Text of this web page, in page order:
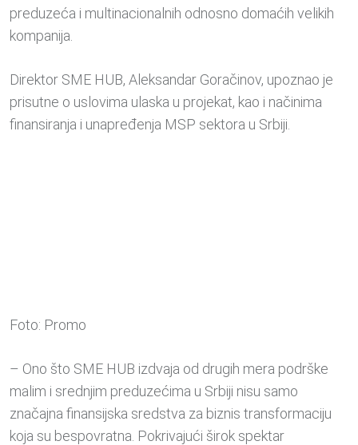
preduzeća i multinacionalnih odnosno domaćih velikih
kompanija.
Direktor SME HUB, Aleksandar Goračinov, upoznao je
prisutne o uslovima ulaska u projekat, kao i načinima
finansiranja i unapređenja MSP sektora u Srbiji.
Foto: Promo
– Ono što SME HUB izdvaja od drugih mera podrške
malim i srednjim preduzećima u Srbiji nisu samo
značajna finansijska sredstva za biznis transformaciju
koja su bespovratna. Pokrivajući širok spektar